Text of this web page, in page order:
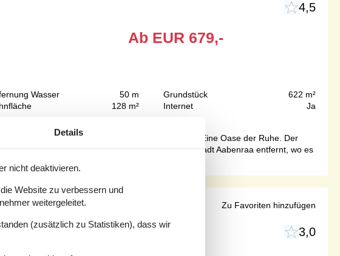
4,5
Ab EUR 679,-
Wasser
50 m
128 m²
Grundstück
622 m²
Internet
Ja
– nur einen Katzensprung vom Wasser entfernt. Eine Oase der Ruhe. Der
Das Haus liegt nicht weit von der alten Handelsstadt Aabenraa entfernt, wo es
Kaminofen
3,0
Zu Favoriten hinzufügen
Details
nicht deaktivieren.
Website zu verbessern und
weitergeleitet.
(zusätzlich zu Statistiken), dass wir